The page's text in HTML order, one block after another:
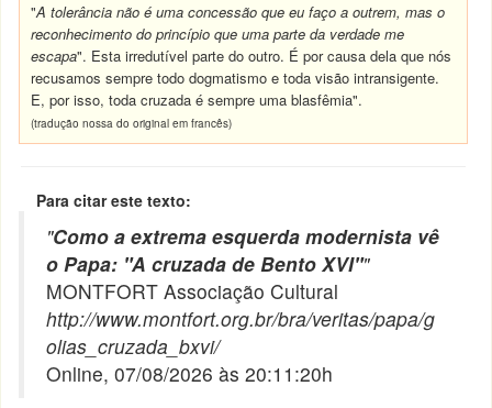
"A tolerância não é uma concessão que eu faço a outrem, mas o
reconhecimento do princípio que uma parte da verdade me
escapa". Esta irredutível parte do outro. É por causa dela que nós
recusamos sempre todo dogmatismo e toda visão intransigente.
E, por isso, toda cruzada é sempre uma blasfêmia".
(tradução nossa do original em francês)
Para citar este texto:
"Como a extrema esquerda modernista vê
o Papa: "A cruzada de Bento XVI""
MONTFORT Associação Cultural
http://www.montfort.org.br/bra/veritas/papa/g
olias_cruzada_bxvi/
Online, 07/08/2026 às 20:11:20h